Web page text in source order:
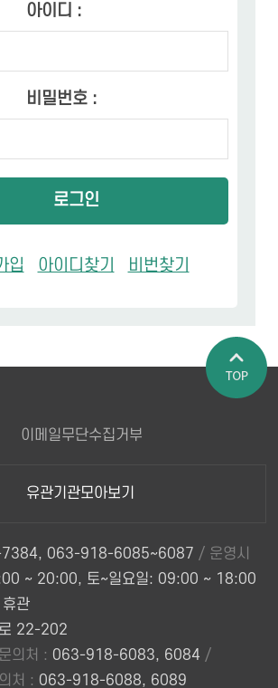
아이디 :
비밀번호 :
로그인
입 아이디찾기 비번찾기
이메일무단수집거부
유관기관모아보기
063-918-6085~6087 / 운영시
~ 20:00, 토~일요일: 09:00 ~ 18:00
관
22-202
의처 : 063-918-6083, 6084 /
처 : 063-918-6088, 6089